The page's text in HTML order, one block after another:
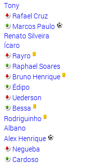
Tony
Rafael Cruz
Marcos Paulo
Renato Silveira
Ícaro
Rayro
Raphael Soares
Bruno Henrique
Édipo
Uederson
Bessa
Rodriguinho
Albano
Alex Henrique
Negueba
Cardoso